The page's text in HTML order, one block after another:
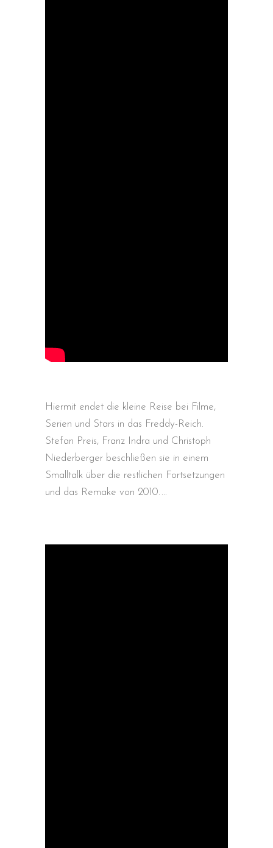
Hiermit endet die kleine Reise bei Filme,
Serien und Stars in das Freddy-Reich.
Stefan Preis, Franz Indra und Christoph
Niederberger beschließen sie in einem
Smalltalk über die restlichen Fortsetzungen
und das Remake von 2010.